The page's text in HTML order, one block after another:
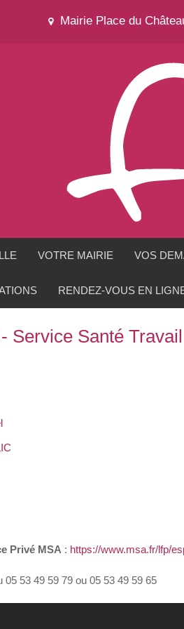
Mairie Place du
VOTRE MAIRIE VOS
RENDEZ-VOUS EN
Service Santé Travail
Privé MSA : https://www.msa.fr/lfp/
53 49 59 79 ou 05 53 49 59 65